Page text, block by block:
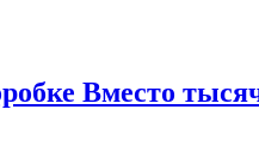
Вместо